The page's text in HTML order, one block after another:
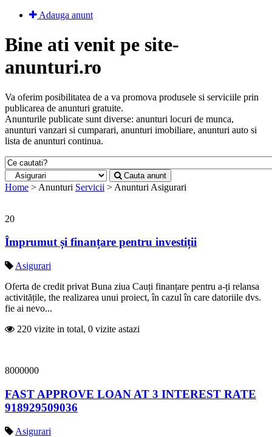
Adauga anunt
Bine ati venit pe site-
anunturi.ro
Va oferim posibilitatea de a va promova produsele si serviciile prin
publicarea de anunturi gratuite.
Anunturile publicate sunt diverse: anunturi locuri de munca,
anunturi vanzari si cumparari, anunturi imobiliare, anunturi auto si
lista de anunturi continua.
Cauta anunt
Home > Anunturi Servicii > Anunturi Asigurari
20
Împrumut și finanțare pentru investiții
Asigurari
Oferta de credit privat Buna ziua Cauți finanțare pentru a-ți relansa
activitățile, the realizarea unui proiect, în cazul în care datoriile dvs.
fie ai nevo...
220 vizite in total, 0 vizite astazi
8000000
FAST APPROVE LOAN AT 3 INTEREST RATE
918929509036
Asigurari